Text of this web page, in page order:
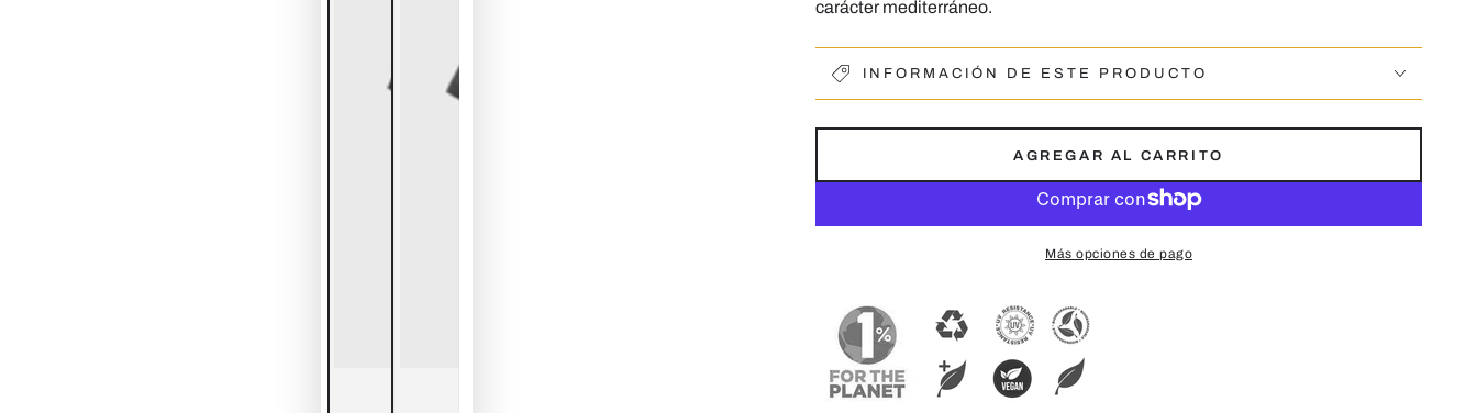
carácter mediterráneo.
INFORMACIÓN DE ESTE PRODUCTO
AGREGAR AL CARRITO
Más opciones de pago